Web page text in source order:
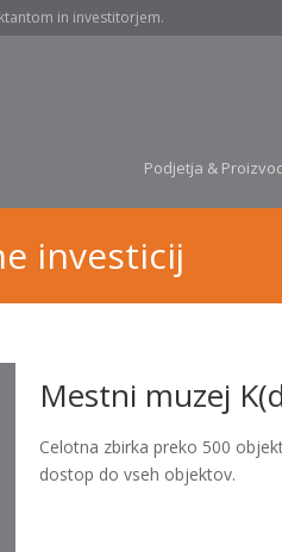
in investitorjem.
Podjetja &
investicij
Mestni muzej
Celotna zbirka preko 500
dostop do vseh objektov.